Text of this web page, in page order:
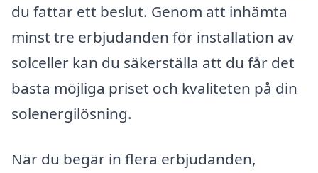
du fattar ett beslut. Genom att inhämta
minst tre erbjudanden för installation av
solceller kan du säkerställa att du får det
bästa möjliga priset och kvaliteten på din
solenergilösning.
När du begär in flera erbjudanden,